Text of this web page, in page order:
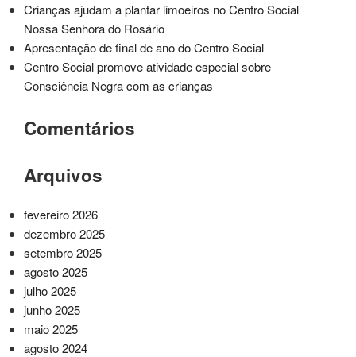
Crianças ajudam a plantar limoeiros no Centro Social
Nossa Senhora do Rosário
Apresentação de final de ano do Centro Social
Centro Social promove atividade especial sobre
Consciência Negra com as crianças
Comentários
Arquivos
fevereiro 2026
dezembro 2025
setembro 2025
agosto 2025
julho 2025
junho 2025
maio 2025
agosto 2024